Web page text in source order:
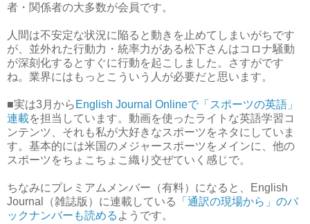
者・関係者の大多数が会員です。
人間は不安定な状況に陥ると動きを止めてしまいがちです
が、並外れた行動力・統率力がある松下さんはコロナ騒動
が深刻化するとすぐに行動を起こしました。さすがです
ね。業界にはもっとこういう人が必要だと思います。
■実は3月から English Journal Onlineで「スポーツの英語」
連載を担当しています。動画を使ったライトな英語学習コ
ンテンツ、それも私が大好きなスポーツをネタにしていま
す。基本的には米国のメジャースポーツをメインに、他の
スポーツをちょこちょこ織り交ぜていく感じで。
ちなみにプレミアムメンバー（有料）になると、English
Journal（雑誌版）に連載している
「通訳の現場から」のバ
ックナンバーも読める ようです。